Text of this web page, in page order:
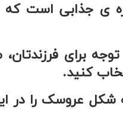
ی جذابی است
برای
کنید.
شکل عروسک را در